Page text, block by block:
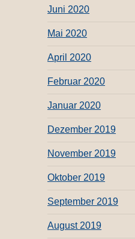
Juni 2020
Mai 2020
April 2020
Februar 2020
Januar 2020
Dezember 2019
November 2019
Oktober 2019
September 2019
August 2019